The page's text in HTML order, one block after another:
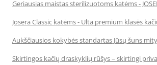
Geriausias maistas sterilizuotoms katėms -
Josera Classic katėms - Ulta premium klasės
Aukščiausios kokybės standartas Jūsų šuns
Skirtingos kačių draskyklių rūšys – skirtingi